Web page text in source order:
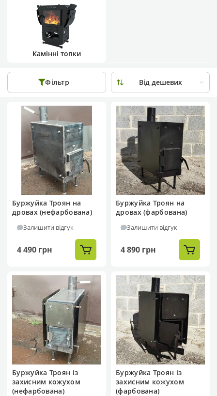
Камінні топки
Фільтр
Буржуйка Троян на
дровах (нефарбована)
Залишити відгук
4 490 грн
Буржуйка Троян на
дровах (фарбована)
Залишити відгук
4 890 грн
Буржуйка Троян із
захисним кожухом
(нефарбована)
Буржуйка Троян із
захисним кожухом
(фарбована)